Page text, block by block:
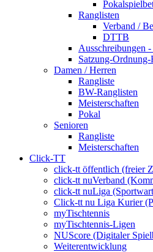
Ranglisten
Verband /
DTTB
Ausschreibungen
Satzung-Ordnung-
Damen / Herren
Rangliste
BW-Ranglisten
Meisterschaften
Pokal
Senioren
Rangliste
Meisterschaften
Click-TT
click-tt öffentlich (freier
click-tt nuVerband
click-tt nuLiga
Click-tt nu Liga Kurier
myTischtennis
myTischtennis-Ligen
NUScore (Digitaler
Weiterentwicklung